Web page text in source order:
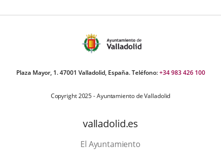
Plaza Mayor, 1. 47001 Valladolid, España. Teléfono:+34 983 426 100
Copyright 2025 - Ayuntamiento de Valladolid
valladolid.es
El Ayuntamiento